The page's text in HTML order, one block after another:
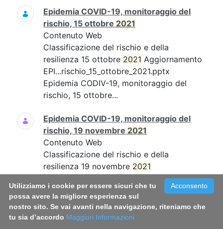
Epidemia COVID-19, monitoraggio del
rischio, 15 ottobre 2021
Contenuto Web
Classificazione del rischio e della
resilienza 15 ottobre 2021 Aggiornamento
EPI...rischio_15_ottobre_2021.pptx
Epidemia CODIV-19, monitoraggio del
rischio, 15 ottobre...
Epidemia COVID-19, monitoraggio del
rischio, 19 novembre 2021
Contenuto Web
Classificazione del rischio e della
resilienza 19 novembre 2021
Aggiornamento EPI...19_novembre_21.pdf
Epidemia COVID-19, monitoraggio del
rischio, 19 novembre...
Acconsento
Utilizziamo i cookie per essere sicuri che tu
possa avere la migliore esperienza sul
nostro sito. Se vai avanti nella navigazione, riteniamo che
tu sia d’accordo Maggiori Informazioni